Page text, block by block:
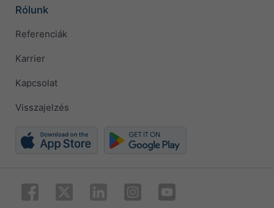
Rólunk
Referenciák
Karrier
Kapcsolat
Visszajelzés